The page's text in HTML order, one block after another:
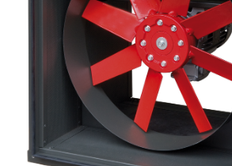
Lighting and Electrical
Equipment
Complete solutions in lighting and
material for each project and need